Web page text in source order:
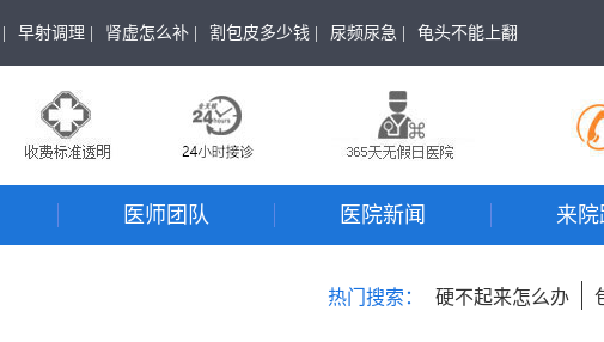
早射调理 | 肾虚怎么补 | 割包皮多少钱 | 尿频尿急 | 龟头不能上翻
医师团队 医院新闻 来院
热门搜索： 硬不起来怎么办